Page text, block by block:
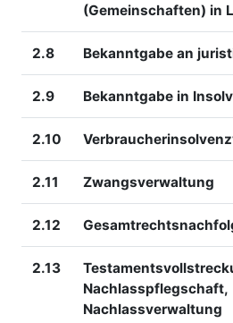
(Gemeinschaften) in
2.8 Bekanntgabe an
2.9 Bekanntgabe in
2.10
2.11 Zwangsverwaltung
2.12
2.13
Nachlasspflegschaft,
Nachlassverwaltung